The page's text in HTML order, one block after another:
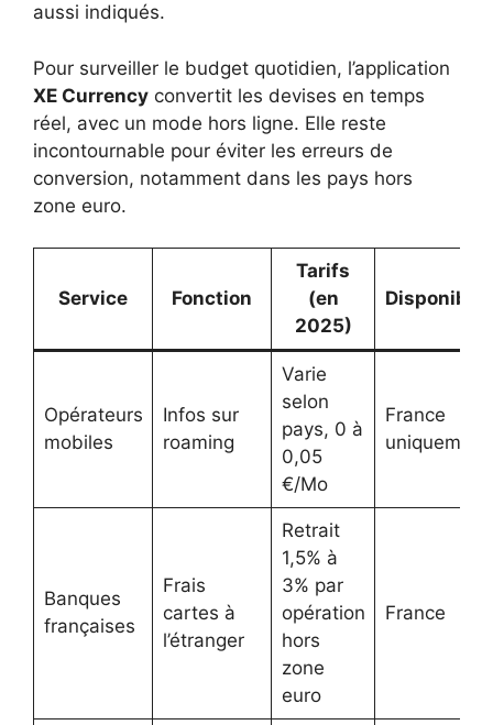
aussi indiqués.
Pour surveiller le budget quotidien, l’application
XE Currency convertit les devises en temps
réel, avec un mode hors ligne. Elle reste
incontournable pour éviter les erreurs de
conversion, notamment dans les pays hors
zone euro.
Service Fonction
Tarifs
(en
2025)
Opérateurs
mobiles
Infos sur
roaming
Varie
selon
pays, 0 à
0,05
€/Mo
France
uniquement
Banques
françaises
Frais
cartes à
l’étranger
Retrait
1,5% à
3% par
opération
hors
zone
euro
France